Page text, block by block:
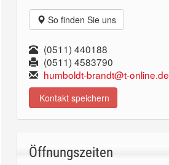
So finden Sie uns
(0511) 440188
(0511) 4583790
humboldt-brandt@t-online.de
Kontakt speichern
Öffnungszeiten